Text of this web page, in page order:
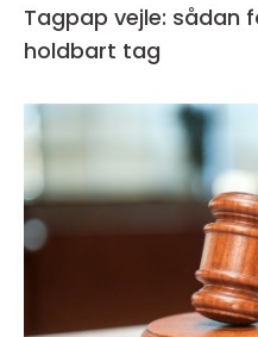
Tagpap vejle:
holdbart tag